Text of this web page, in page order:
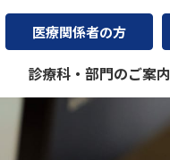
医療関係者の方
診療科・部門のご案内